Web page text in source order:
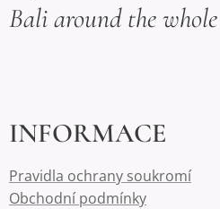
Bali around the
INFORMACE
Pravidla ochrany soukromí
Obchodní podmínky